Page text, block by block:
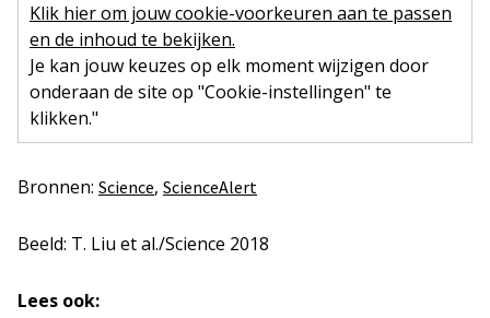
Klik hier om jouw cookie-voorkeuren aan te passen
en de inhoud te bekijken.
Je kan jouw keuzes op elk moment wijzigen door
onderaan de site op "Cookie-instellingen" te
klikken."
Bronnen: Science, ScienceAlert
Beeld: T. Liu et al./Science 2018
Lees ook: